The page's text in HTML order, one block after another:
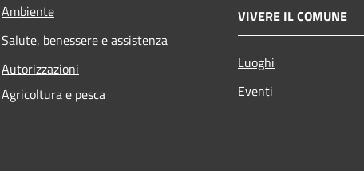
Ambiente
Salute, benessere e assistenza
Autorizzazioni
Agricoltura e pesca
VIVERE IL COMUNE
Luoghi
Eventi